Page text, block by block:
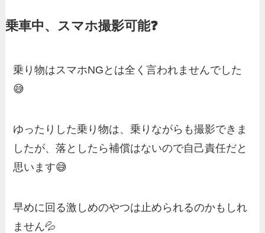
乗車中、スマホ撮影可能❓
乗り物はスマホNGとは全く言われませんでした
😅
ゆったりした乗り物は、乗りながらも撮影できま
したが、落としたら補償はないので自己責任だと
思います😅
早めに回る激しめのやつは止められるのかもしれ
ません💦